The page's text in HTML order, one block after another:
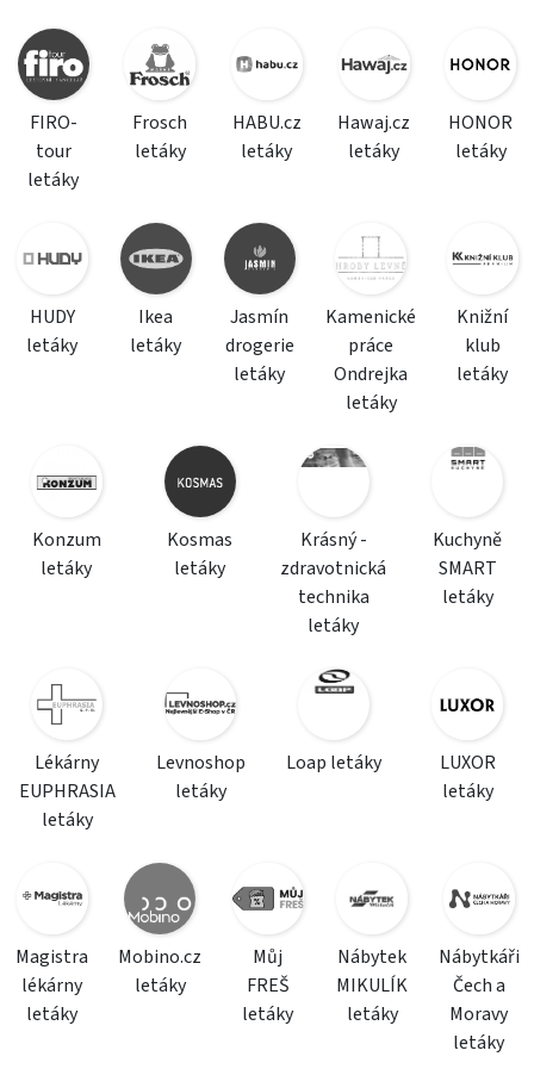
FIRO-
tour
letáky
Frosch
letáky
HABU.cz
letáky
Hawaj.cz
letáky
HONOR
letáky
HUDY
letáky
Ikea
letáky
Jasmín
drogerie
letáky
Kamenické
práce
Ondrejka
letáky
Knižní
klub
letáky
Konzum
letáky
Kosmas
letáky
Krásný -
zdravotnická
technika
letáky
Kuchyně
SMART
letáky
Lékárny
EUPHRASIA
letáky
Levnoshop
letáky
Loap letáky
LUXOR
letáky
Magistra
lékárny
letáky
Mobino.cz
letáky
Můj
FREŠ
letáky
Nábytek
MIKULÍK
letáky
Nábytkáři
Čech a
Moravy
letáky